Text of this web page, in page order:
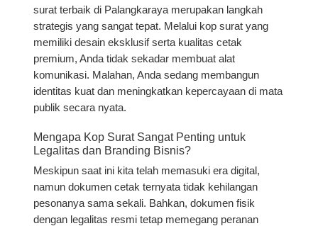
surat terbaik di Palangkaraya merupakan langkah
strategis yang sangat tepat. Melalui kop surat yang
memiliki desain eksklusif serta kualitas cetak
premium, Anda tidak sekadar membuat alat
komunikasi. Malahan, Anda sedang membangun
identitas kuat dan meningkatkan kepercayaan di mata
publik secara nyata.
Mengapa Kop Surat Sangat Penting untuk
Legalitas dan Branding Bisnis?
Meskipun saat ini kita telah memasuki era digital,
namun dokumen cetak ternyata tidak kehilangan
pesonanya sama sekali. Bahkan, dokumen fisik
dengan legalitas resmi tetap memegang peranan